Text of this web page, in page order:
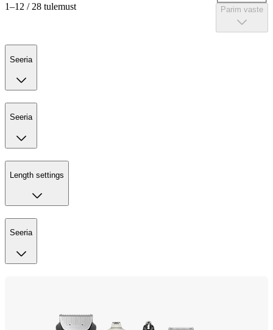
1–12 / 28 tulemust Parim vaste
Seeria
Seeria
Length settings
Seeria